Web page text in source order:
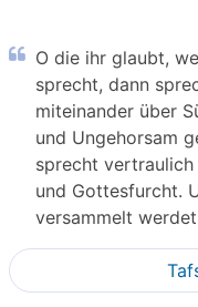
O die ihr glaubt,
sprecht, dann
miteinander über
und Ungehorsam
sprecht
und Gottesfurcht.
versammelt